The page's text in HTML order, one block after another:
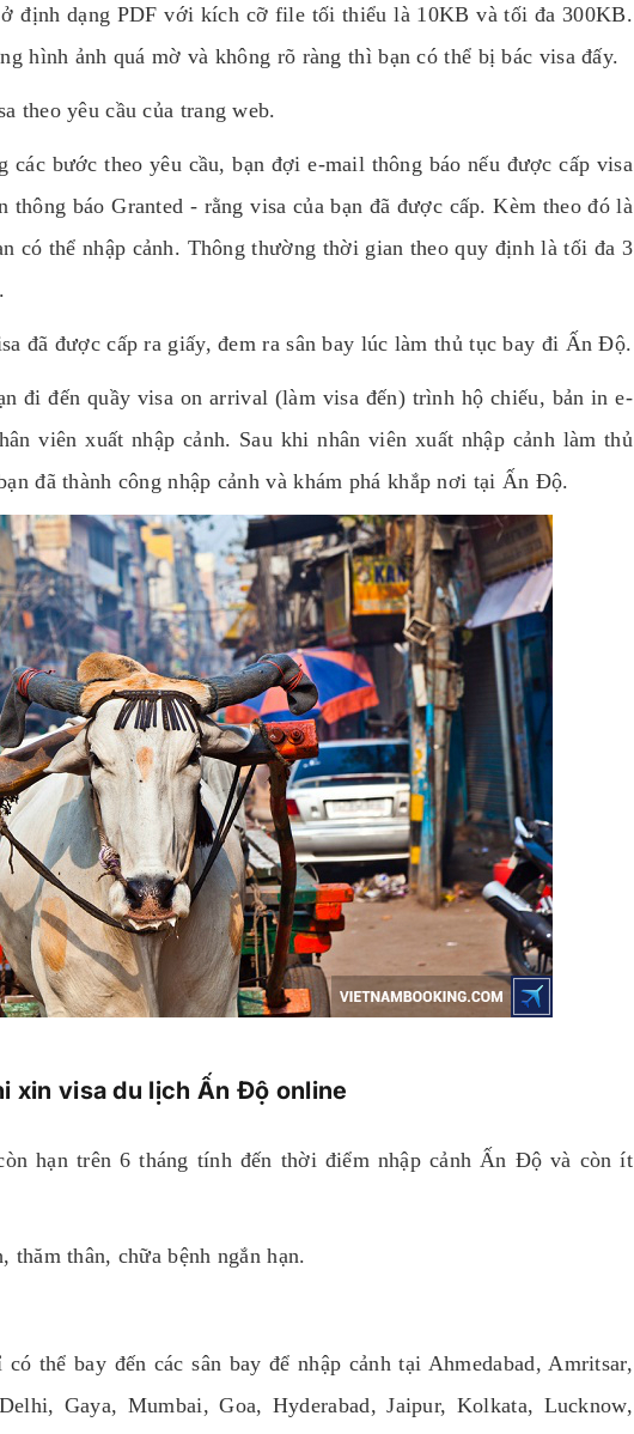
định dạng PDF với kích cỡ file tối thiểu là 10KB và tối đa 300KB.
hình ảnh quá mờ và không rõ ràng thì bạn có thể bị bác visa đấy.
theo yêu cầu của trang web.
các bước theo yêu cầu, bạn đợi e-mail thông báo nếu được cấp visa
báo Granted - rằng visa của bạn đã được cấp. Kèm theo đó là
có thể nhập cảnh. Thông thường thời gian theo quy định là tối đa 3
đã được cấp ra giấy, đem ra sân bay lúc làm thủ tục bay đi Ấn Độ.
đi đến quầy visa on arrival (làm visa đến) trình hộ chiếu, bản in e-
viên xuất nhập cảnh. Sau khi nhân viên xuất nhập cảnh làm thủ
đã thành công nhập cảnh và khám phá khắp nơi tại Ấn Độ.
xin visa du lịch Ấn Độ online
hạn trên 6 tháng tính đến thời điểm nhập cảnh Ấn Độ và còn ít
thân, chữa bệnh ngắn hạn.
thể bay đến các sân bay để nhập cảnh tại Ahmedabad, Amritsar,
Gaya, Mumbai, Goa, Hyderabad, Jaipur, Kolkata, Lucknow,